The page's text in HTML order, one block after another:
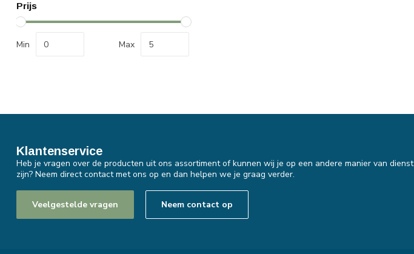
Prijs
Min Max
Klantenservice
Heb je vragen over de producten uit ons assortiment of kunnen wij je op een andere manier van dienst
zijn? Neem direct contact met ons op en dan helpen we je graag verder.
Veelgestelde vragen Neem contact op